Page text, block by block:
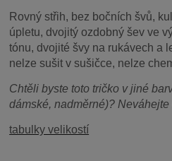
Rovný střih, bez bočních švů,
úpletu, dvojitý ozdobný šev ve
tónu, dvojité švy na rukávech a
nelze sušit v sušičce, nelze
Chtěli byste toto tričko v jiné
dámské, nadměrné)?
tabulky velikostí